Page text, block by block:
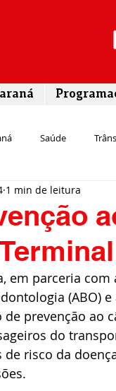
Saúde
Segurança Entrevista
Meio ambiente
Cultura
1 min de leitura
em parceria
(ABO)
prevenção ao
do
risco da